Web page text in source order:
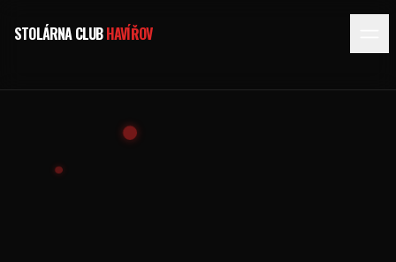
STOLÁRNA CLUBHAVÍŘOV